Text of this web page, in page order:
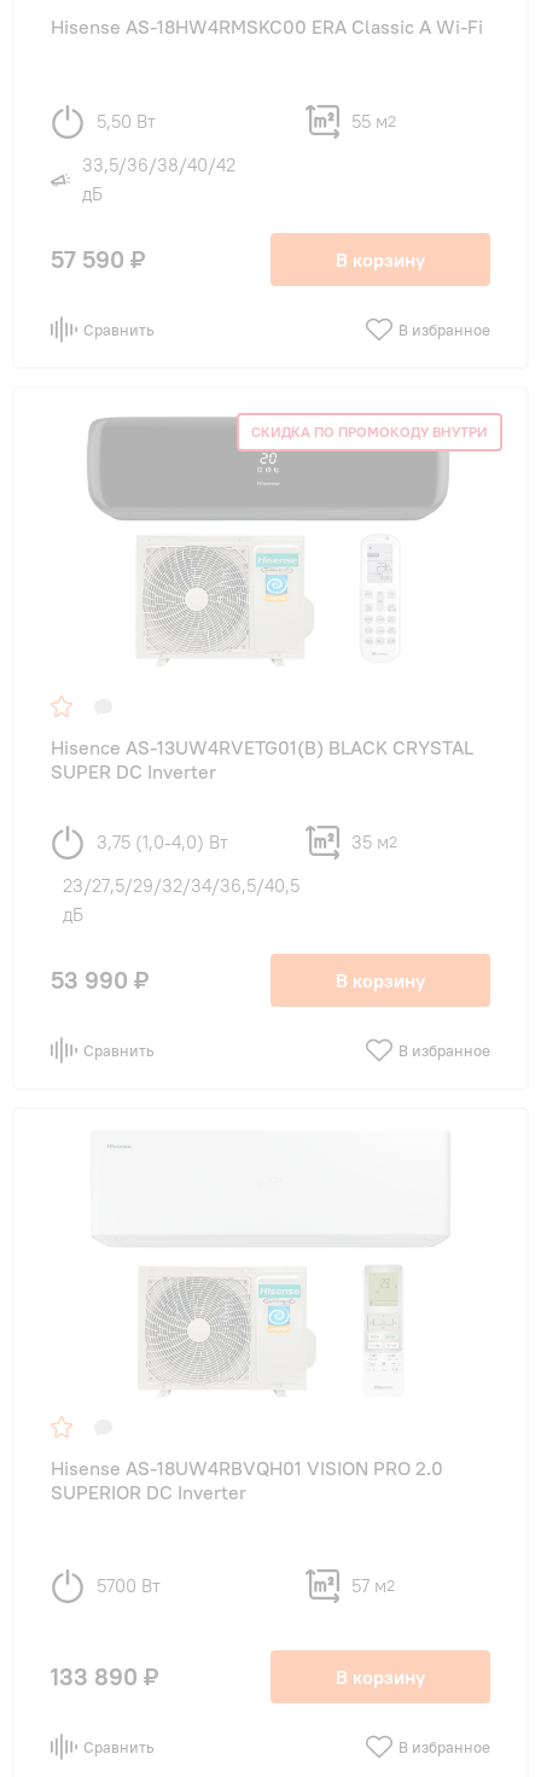
Hisense AS-18HW4RMSKC00 ERA Classic A Wi-Fi
5,50 Вт 55 м2
33,5/36/38/40/42
дБ
57 590 ₽ В корзину
Сравнить В избранное
СКИДКА ПО ПРОМОКОДУ ВНУТРИ
Hisence AS-13UW4RVETG01(B) BLACK CRYSTAL
SUPER DC Inverter
3,75 (1,0-4,0) Вт 35 м2
23/27,5/29/32/34/36,5/40,5
дБ
53 990 ₽ В корзину
Сравнить В избранное
Hisense AS-18UW4RBVQH01 VISION PRO 2.0
SUPERIOR DC Inverter
5700 Вт 57 м2
133 890 ₽ В корзину
Сравнить В избранное